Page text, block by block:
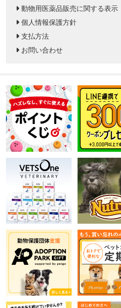
動物用医薬品販売に関する表示
個人情報保護方針
支払方法
お問い合わせ